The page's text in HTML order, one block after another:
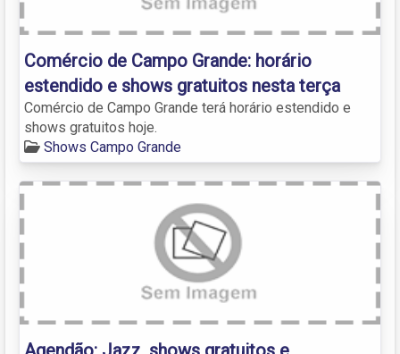
Comércio de Campo Grande: horário
estendido e shows gratuitos nesta terça
Comércio de Campo Grande terá horário estendido e
shows gratuitos hoje.
Shows Campo Grande